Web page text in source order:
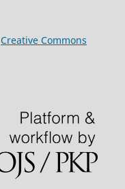
Creative Commons